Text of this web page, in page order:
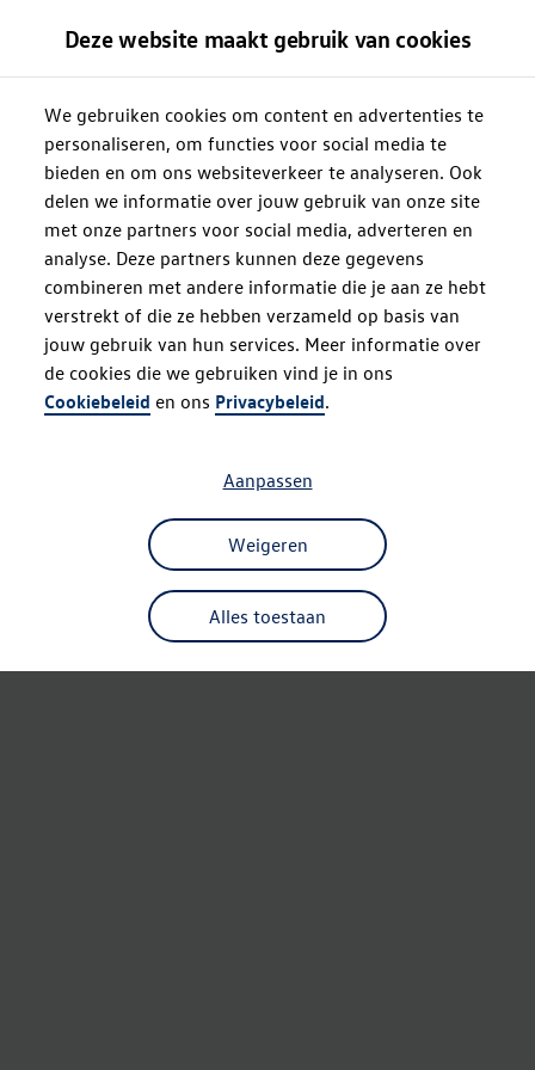
Deze website maakt gebruik van cookies
We gebruiken cookies om content en advertenties te
personaliseren, om functies voor social media te
bieden en om ons websiteverkeer te analyseren. Ook
delen we informatie over jouw gebruik van onze site
met onze partners voor social media, adverteren en
analyse. Deze partners kunnen deze gegevens
combineren met andere informatie die je aan ze hebt
verstrekt of die ze hebben verzameld op basis van
jouw gebruik van hun services. Meer informatie over
de cookies die we gebruiken vind je in ons
Cookiebeleid en ons Privacybeleid.
Alles toestaan
Weigeren
Aanpassen
Oops!
Something went wrong. Please try
refreshing the app
Refresh